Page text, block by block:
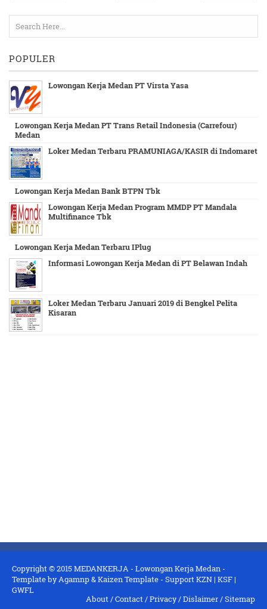
POPULER
Lowongan Kerja Medan PT Virsta Yasa
Lowongan Kerja Medan PT Trans Retail Indonesia (Carrefour)
Medan
Loker Medan Terbaru PRAMUNIAGA/KASIR di Indomaret
Lowongan Kerja Medan Bank BTPN Tbk
Lowongan Kerja Medan Program MMDP PT Mandala
Multifinance Tbk
Lowongan Kerja Medan Terbaru IPlug
Informasi Lowongan Kerja Medan di PT Belawan Indah
Loker Medan Terbaru Januari 2019 di Bengkel Pelita
Kisaran
Copyright © 2015MEDANKERJA - Lowongan Kerja Medan -
Template byAgamnp&Kaizen Template - SupportKZN | KSF |
GWFL
About/Contact/Privacy/Dislaimer/Sitemap